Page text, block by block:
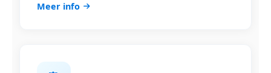
Meer info